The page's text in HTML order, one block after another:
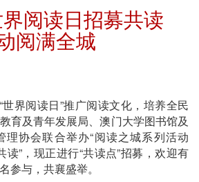
阅读日招募共读
阅满全城
界阅读日”推广阅读文化，培养全民
育及青年发展局、澳门大学图书馆及
理协会联合举办“阅读之城系列活动
”，现正进行“共读点”招募，欢迎有
参与，共襄盛举。